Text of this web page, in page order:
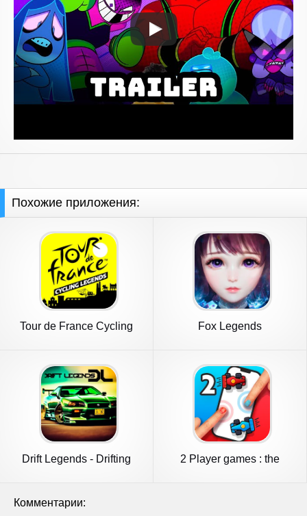
Похожие приложения:
Tour de France Cycling
Fox Legends
Drift Legends - Drifting
2 Player games : the
Комментарии: